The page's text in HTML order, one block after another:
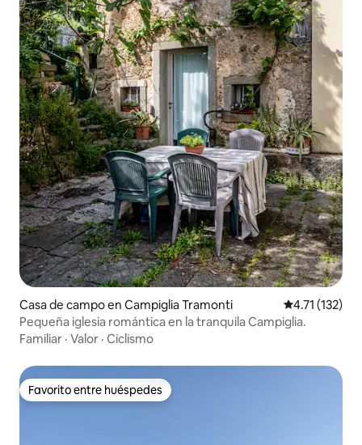
Casa de campo en Campiglia Tramonti Calificación
4.71 (132)
Pequeña iglesia romántica en la tranquila Campiglia.
Familiar · Valor · Ciclismo
Favorito entre huéspedes
Favorito entre huéspedes